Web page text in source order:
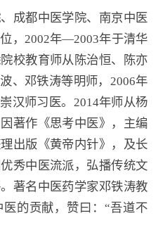
成都中医学院、南京中医
，2002年—2003年于清华
校教育师从陈治恒、陈亦
、邓铁涛等明师，2006年
汉师习医。2014年师从杨
著作《思考中医》，主编
出版《黄帝内针》，及长
秀中医流派，弘播传统文
著名中医药学家邓铁涛教
的贡献，赞曰：“吾道不